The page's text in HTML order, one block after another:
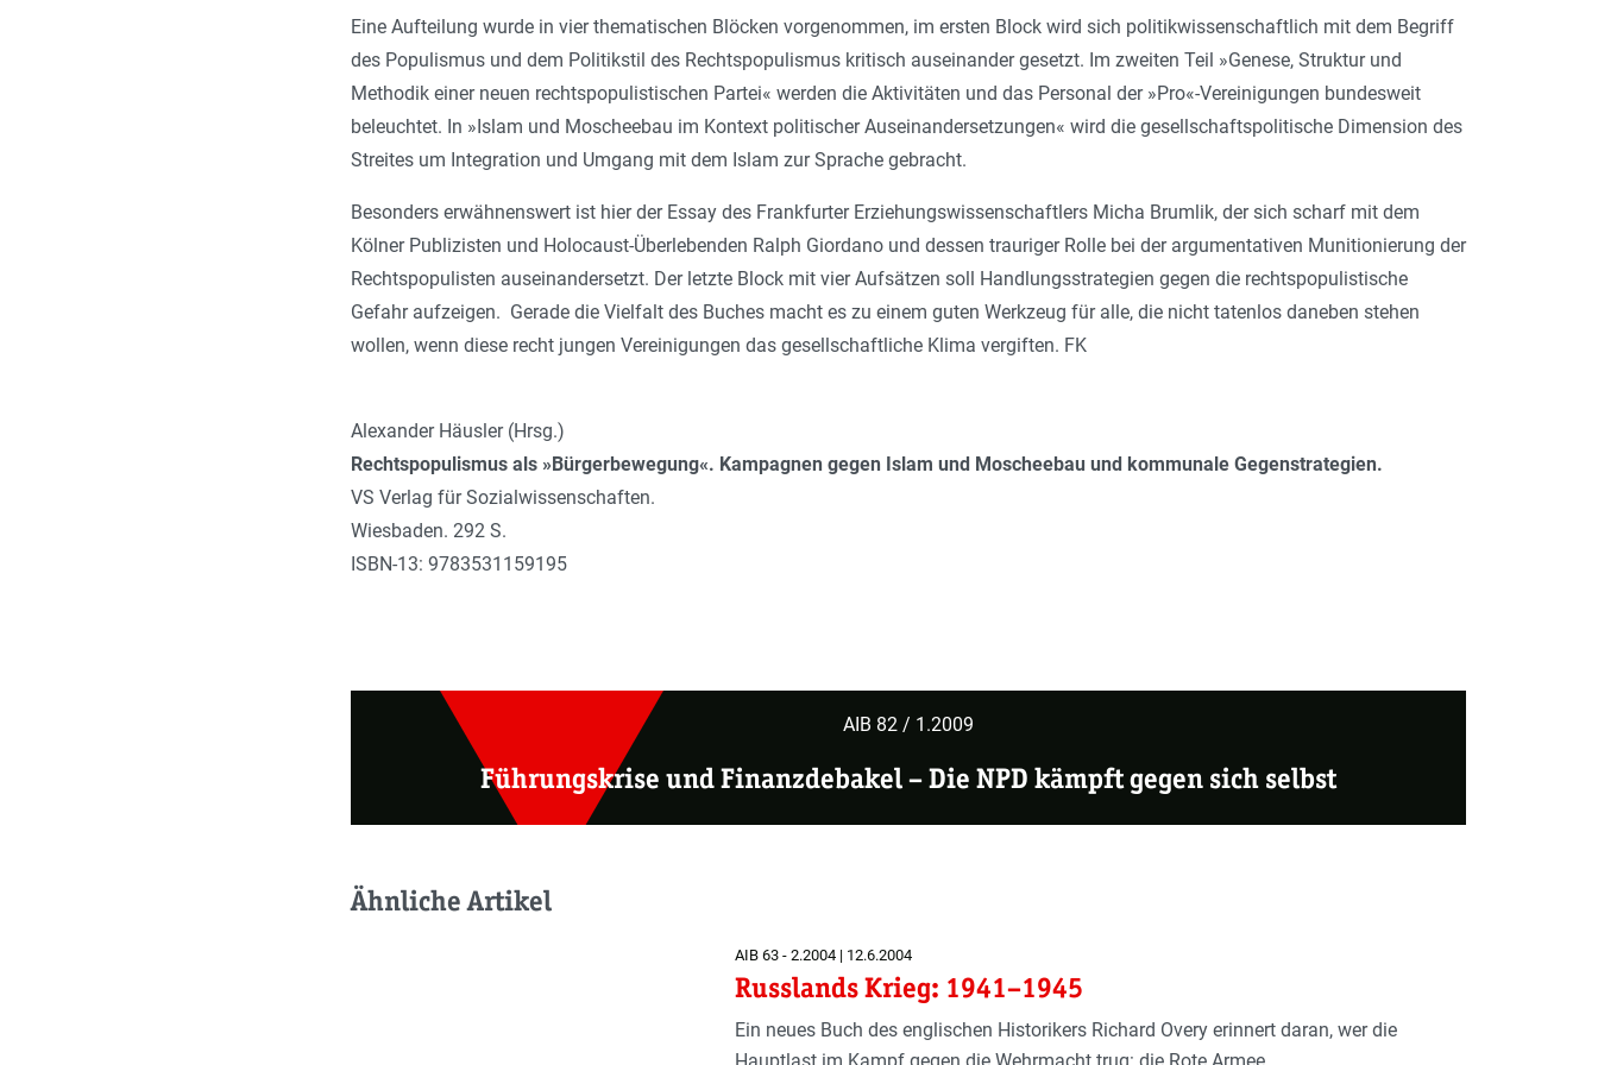
Eine Aufteilung wurde in vier thematischen Blöcken vorgenommen, im ersten Block wird sich politikwissenschaftlich mit dem Begriff
des Populismus und dem Politikstil des Rechtspopulismus kritisch auseinander gesetzt. Im zweiten Teil »Genese, Struktur und
Methodik einer neuen rechtspopulistischen Partei« werden die Aktivitäten und das Personal der »Pro«-Vereinigungen bundesweit
beleuchtet. In »Islam und Moscheebau im Kontext politischer Auseinandersetzungen« wird die gesellschaftspolitische Dimension des
Streites um Integration und Umgang mit dem Islam zur Sprache gebracht.
Besonders erwähnenswert ist hier der Essay des Frankfurter Erziehungswissenschaftlers Micha Brumlik, der sich scharf mit dem
Kölner Publizisten und Holocaust-Überlebenden Ralph Giordano und dessen trauriger Rolle bei der argumentativen Munitionierung der
Rechtspopulisten auseinandersetzt. Der letzte Block mit vier Aufsätzen soll Handlungsstrategien gegen die rechtspopulistische
Gefahr aufzeigen. Gerade die Vielfalt des Buches macht es zu einem guten Werkzeug für alle, die nicht tatenlos daneben stehen
wollen, wenn diese recht jungen Vereinigungen das gesellschaftliche Klima vergiften. FK
Alexander Häusler (Hrsg.)
Rechtspopulismus als »Bürgerbewegung«. Kampagnen gegen Islam und Moscheebau und kommunale Gegenstrategien.
VS Verlag für Sozialwissenschaften.
Wiesbaden. 292 S.
ISBN-13: 9783531159195
AIB 82 / 1.2009
Führungskrise und Finanzdebakel–Die NPD kämpft gegen sich selbst
Ähnliche Artikel
AIB 63 - 2.2004 | 12.6.2004
Russlands Krieg: 1941–1945
Ein neues Buch des englischen Historikers Richard Overy erinnert daran, wer die